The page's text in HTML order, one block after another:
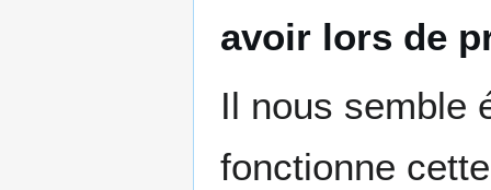
avoir lors de
Il nous semble
fonctionne